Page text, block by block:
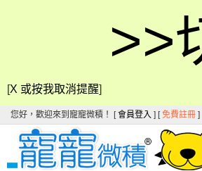
>>
[X 或按我取消提醒]
您好，歡迎來到寵寵微積！ [會員登入 ] [免費註冊 ]